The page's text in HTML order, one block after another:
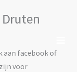
Druten
aan facebook of
voor